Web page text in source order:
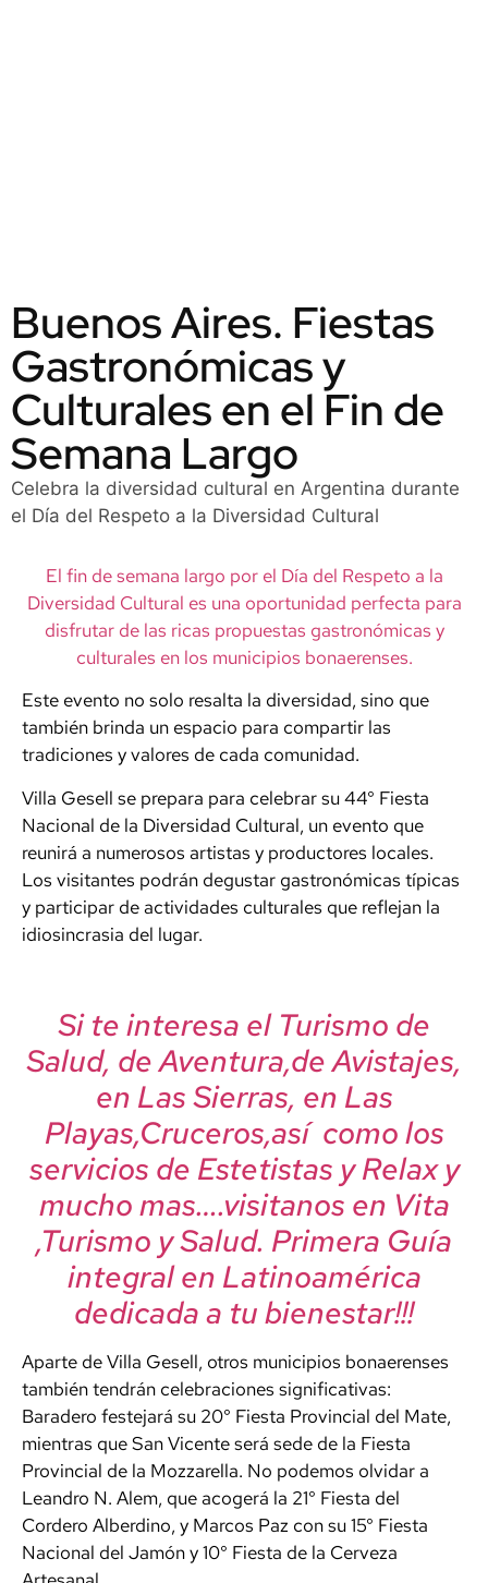
Buenos Aires. Fiestas
Gastronómicas y
Culturales en el Fin de
Semana Largo
Celebra la diversidad cultural en Argentina durante
el Día del Respeto a la Diversidad Cultural
El fin de semana largo por el Día del Respeto a la
Diversidad Cultural es una oportunidad perfecta para
disfrutar de las ricas propuestas gastronómicas y
culturales en los municipios bonaerenses.
Este evento no solo resalta la diversidad, sino que
también brinda un espacio para compartir las
tradiciones y valores de cada comunidad.
Villa Gesell se prepara para celebrar su 44° Fiesta
Nacional de la Diversidad Cultural, un evento que
reunirá a numerosos artistas y productores locales.
Los visitantes podrán degustar gastronómicas típicas
y participar de actividades culturales que reflejan la
idiosincrasia del lugar.
Si te interesa el Turismo de
Salud, de Aventura,de Avistajes,
en Las Sierras, en Las
Playas,Cruceros,así como los
servicios de Estetistas y Relax y
mucho mas….visitanos en Vita
,Turismo y Salud. Primera Guía
integral en Latinoamérica
dedicada a tu bienestar!!!
Aparte de Villa Gesell, otros municipios bonaerenses
también tendrán celebraciones significativas:
Baradero festejará su 20° Fiesta Provincial del Mate,
mientras que San Vicente será sede de la Fiesta
Provincial de la Mozzarella. No podemos olvidar a
Leandro N. Alem, que acogerá la 21° Fiesta del
Cordero Alberdino, y Marcos Paz con su 15° Fiesta
Nacional del Jamón y 10° Fiesta de la Cerveza